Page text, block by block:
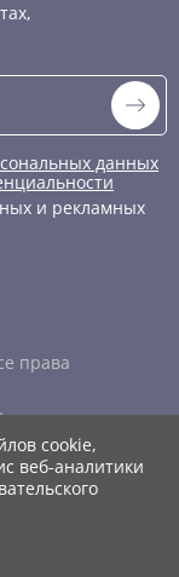
данных
и рекламных
права
Каталог XML
cookie,
веб-аналитики